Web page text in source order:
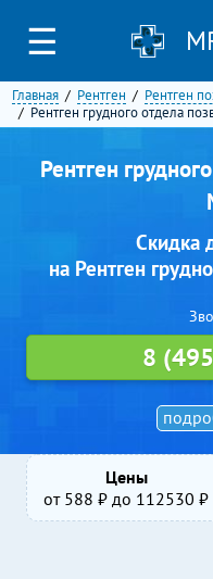
☰
Главная Рентген
Рентген
Рентген грудного отдела
Рентген
Скидка
на Рентген
8
Цены
от 588 ₽ до 112530 ₽